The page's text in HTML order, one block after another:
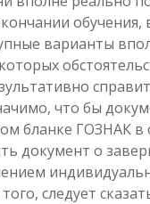
варианты
что бы
бланке ГОЗНАК в
документ о
следует